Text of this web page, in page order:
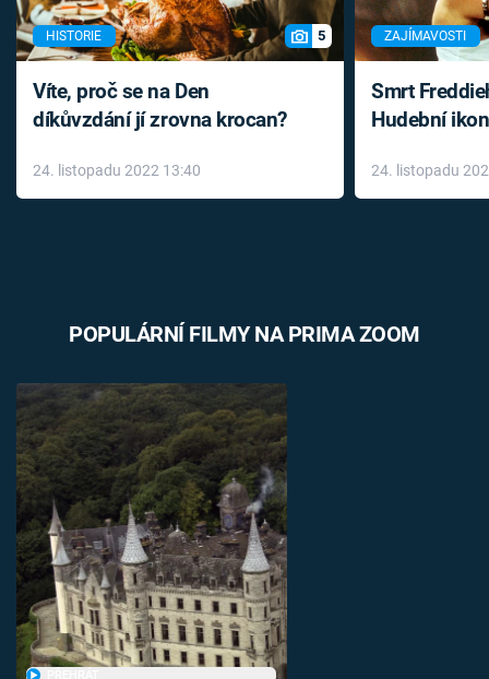
HISTORIE 5
Víte, proč se na Den
díkůvzdání jí zrovna krocan?
24. listopadu 2022 13:40
ZAJÍMAVOSTI
Smrt
Hudební
léky
24. listopadu
POPULÁRNÍ FILMY NA PRIMA ZOOM